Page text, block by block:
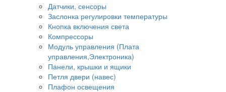
Датчики, сенсоры
Заслонка регулировки температуры
Кнопка включения света
Компрессоры
Модуль управления (Плата
управления,Электроника)
Панели, крышки и ящики
Петля двери (навес)
Плафон освещения